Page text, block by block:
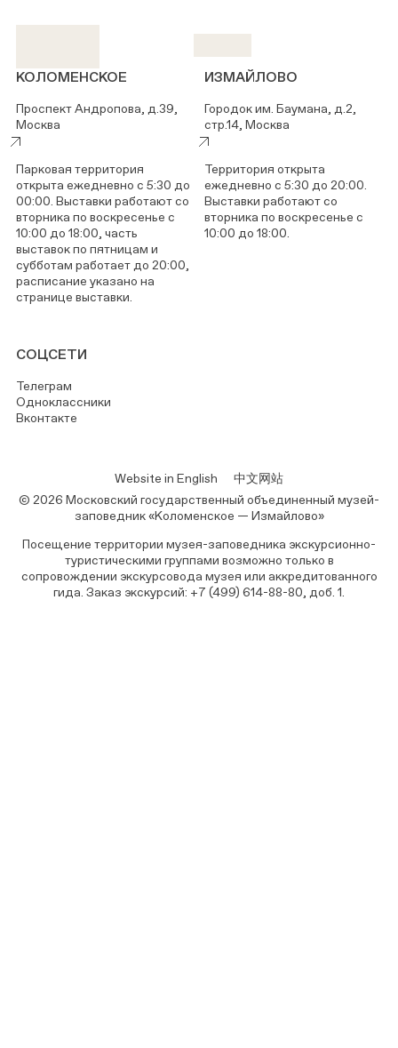
КОЛОМЕНСКОЕ
Проспект Андропова, д.39,
Москва
Парковая территория
открыта ежедневно с 5:30 до
00:00. Выставки работают со
вторника по воскресенье с
10:00 до 18:00, часть
выставок по пятницам и
субботам работает до 20:00,
расписание указано на
странице выставки.
ИЗМАЙЛОВО
Городок им. Баумана, д.2,
стр.14, Москва
Территория открыта
ежедневно с 5:30 до 20:00.
Выставки работают со
вторника по воскресенье с
10:00 до 18:00.
СОЦСЕТИ
Телеграм
Одноклассники
Вконтакте
Website in English
中文网站
© 2026 Московский государственный объединенный музей-
заповедник «Коломенское — Измайлово»
Посещение территории музея-заповедника экскурсионно-
туристическими группами возможно только в
сопровождении экскурсовода музея или аккредитованного
гида. Заказ экскурсий: +7 (499) 614-88-80, доб. 1.